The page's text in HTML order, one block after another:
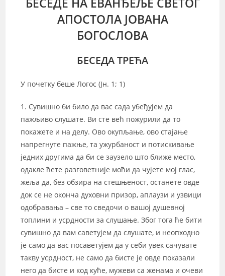
АПОСТОЛА ЈОВАНА
БОГОСЛОВА
БЕСЕДА ТРЕЋА
У почетку беше Логос (Јн. 1; 1)
1. Сувишно би било да вас сада убеђујем да
пажљиво слушате. Ви сте већ пожурили да то
покажете и на делу. Ово окупљање, ово стајање
напрегнуте пажње, та ужурбаност и потискивање
једних другима да би се заузело што ближе место,
одакле ћете разговетније моћи да чујете мој глас,
жеља да, без обзира на стешњеност, останете овде
док се не оконча духовни призор, аплаузи и узвици
одобравања – све то сведочи о вашој душевној
топлини и усрдности за слушање. Због тога ће бити
сувишно да вам саветујем да слушате, и неопходно
је само да вас посаветујем да у себи увек сачувате
такву усрдност, не само да бисте је овде показали
него да бисте и код куће, мужеви са женама и очеви